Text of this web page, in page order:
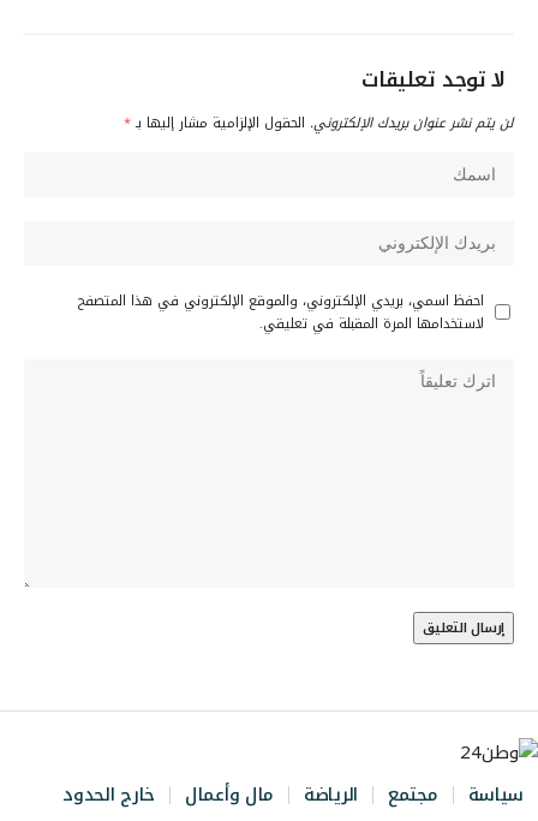
لا توجد تعليقات
لن يتم نشر عنوان بريدك الإلكتروني. الحقول الإلزامية مشار إليها بـ*
احفظ اسمي، بريدي الإلكتروني، والموقع الإلكتروني في هذا المتصفح
لاستخدامها المرة المقبلة في تعليقي.
سياسة مجتمع الرياضة مال وأعمال خارج الحدود